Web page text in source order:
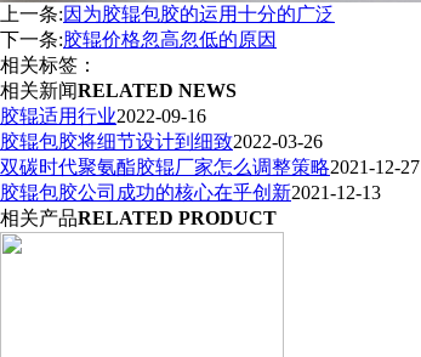
上一条:因为胶辊包胶的运用十分的广泛
下一条:胶辊价格忽高忽低的原因
相关标签：
相关新闻RELATED NEWS
胶辊适用行业2022-09-16
胶辊包胶将细节设计到细致2022-03-26
双碳时代聚氨酯胶辊厂家怎么调整策略2021-12-27
胶辊包胶公司成功的核心在乎创新2021-12-13
相关产品RELATED PRODUCT